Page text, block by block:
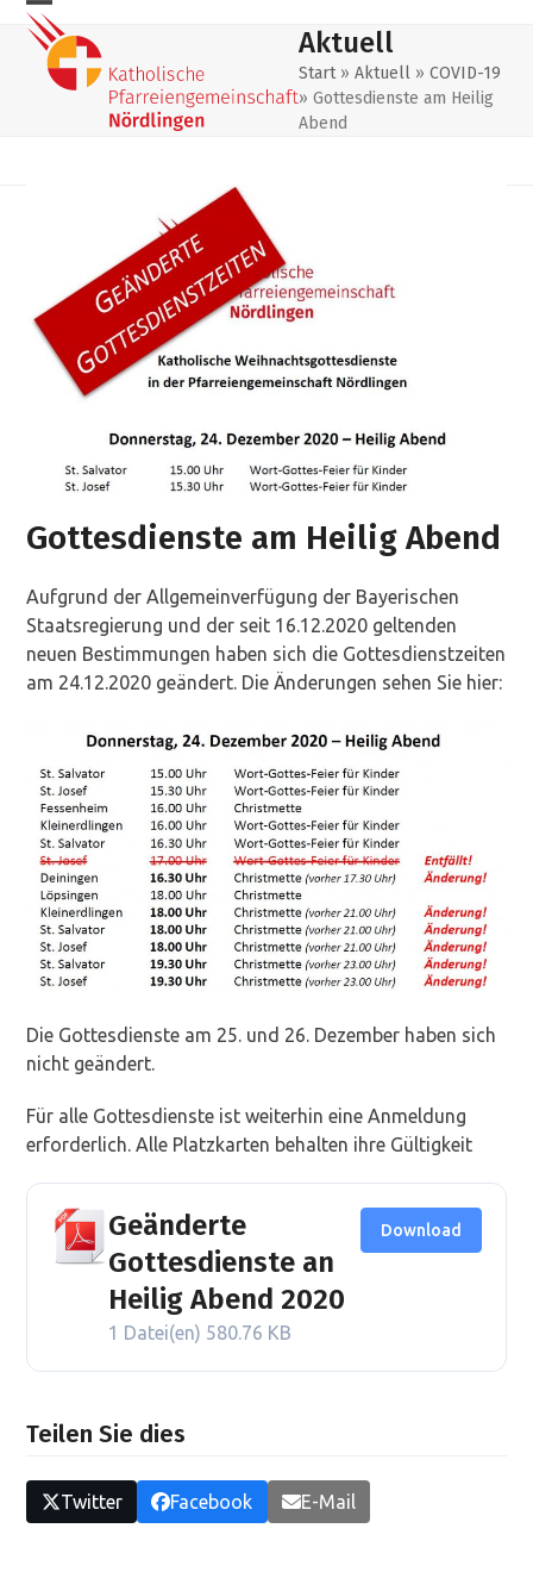
Skip
content
Mobiles
Menu
Mobiles
Menu
schließen
Aktuell
Start»Aktuell »COVID-19
»Gottesdienste am Heilig
Abend
Gottesdienste am Heilig Abend
Aufgrund der Allgemeinverfügung der Bayerischen
Staatsregierung und der seit 16.12.2020 geltenden
neuen Bestimmungen haben sich die Gottesdienstzeiten
am 24.12.2020 geändert. Die Änderungen sehen Sie hier:
Die Gottesdienste am 25. und 26. Dezember haben sich
nicht geändert.
Für alle Gottesdienste ist weiterhin eine Anmeldung
erforderlich. Alle Platzkarten behalten ihre Gültigkeit
Geänderte
Gottesdienste an
Heilig Abend 2020
1 Datei(en) 580.76 KB
Download
Teilen Sie dies
Twitter Facebook E-Mail